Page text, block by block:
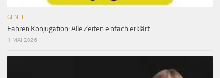
GENEL
Fahren Konjugation: Alle Zeiten einfach erklärt
1 MAI 2026